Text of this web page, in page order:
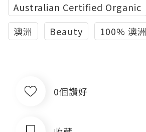
Australian Certified Organic
澳洲
Beauty 100% 澳洲
0個讚好